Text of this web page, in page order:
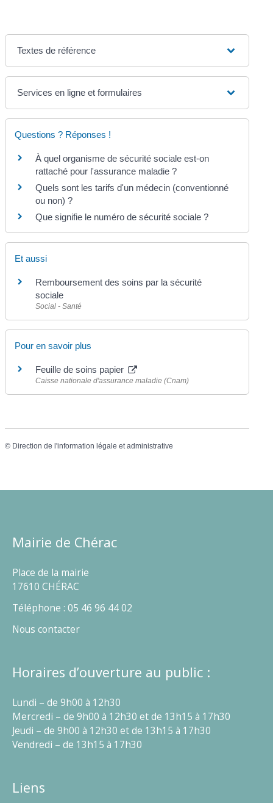
Textes de référence
Services en ligne et formulaires
Questions ? Réponses !
À quel organisme de sécurité sociale est-on
rattaché pour l'assurance maladie ?
Quels sont les tarifs d'un médecin (conventionné
ou non) ?
Que signifie le numéro de sécurité sociale ?
Et aussi
Remboursement des soins par la sécurité
sociale
Social - Santé
Pour en savoir plus
Feuille de soins papier
Caisse nationale d'assurance maladie (Cnam)
© Direction de l'information légale et administrative
Mairie de Chérac
Place de la mairie
17610 CHÉRAC
Téléphone : 05 46 96 44 02
Nous contacter
Horaires d’ouverture au public :
Lundi – de 9h00 à 12h30
Mercredi – de 9h00 à 12h30 et de 13h15 à 17h30
Jeudi – de 9h00 à 12h30 et de 13h15 à 17h30
Vendredi – de 13h15 à 17h30
Liens